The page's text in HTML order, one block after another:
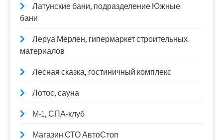
Латунские бани, подразделение Южные
бани
Леруа Мерлен, гипермаркет строительных
материалов
Лесная сказка, гостиничный комплекс
Лотос, сауна
М-1, СПА-клуб
Магазин СТО АвтоСтоп